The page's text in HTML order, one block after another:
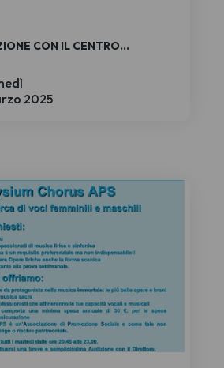
2025
CON IL CENTRO